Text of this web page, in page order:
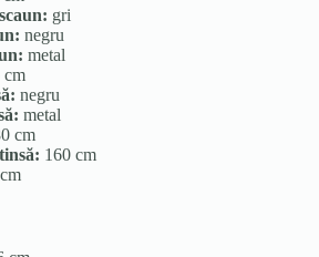
gri
negru
metal
cm
negru
metal
cm
160 cm